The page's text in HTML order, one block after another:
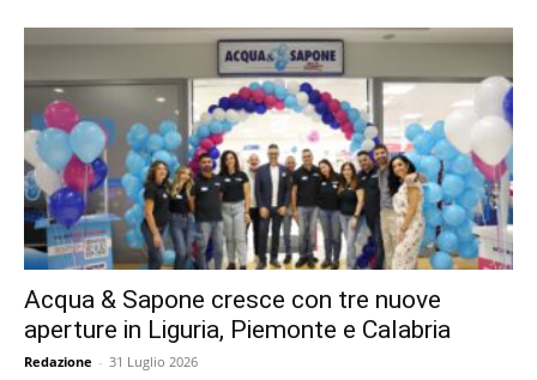
Acqua & Sapone cresce con tre nuove
aperture in Liguria, Piemonte e Calabria
Redazione - 31 Luglio 2026